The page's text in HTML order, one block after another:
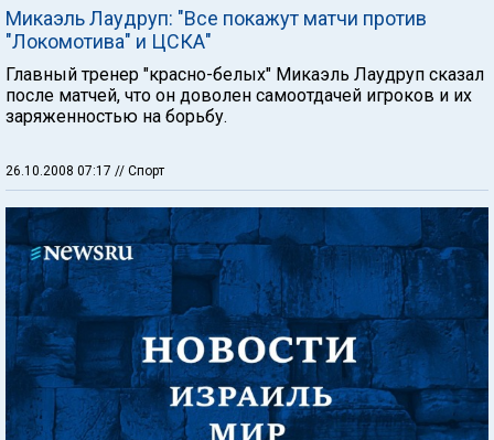
Микаэль Лаудруп: "Все покажут матчи против
"Локомотива" и ЦСКА"
Главный тренер "красно-белых" Микаэль Лаудруп сказал
после матчей, что он доволен самоотдачей игроков и их
заряженностью на борьбу.
26.10.2008 07:17 // Спорт